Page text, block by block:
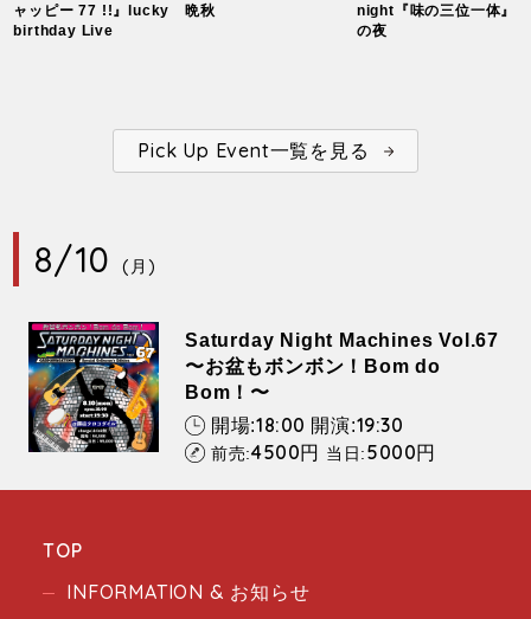
ャッピー 77 !!』lucky
birthday Live
晩秋
night『味の三位一体』
の夜
Pick Up Event一覧を見る
8/10(月)
Saturday Night Machines Vol.67
〜お盆もボンボン！Bom do
Bom！〜
開場:18:00 開演:19:30
前売:4500円 当日:5000円
TOP
INFORMATION & お知らせ